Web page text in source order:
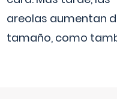
areolas aumentan
tamaño, como